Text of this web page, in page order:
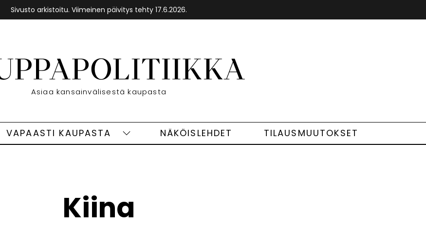
Sivusto arkistoitu. Viimeinen päivitys tehty 17.6.2026.
Etusivu
Asiaa kansainvälisestä kaupasta
VAPAASTI KAUPASTA
VapaastiNÄKÖISLEHDET TILAUSMUUTOKSET
Kiina